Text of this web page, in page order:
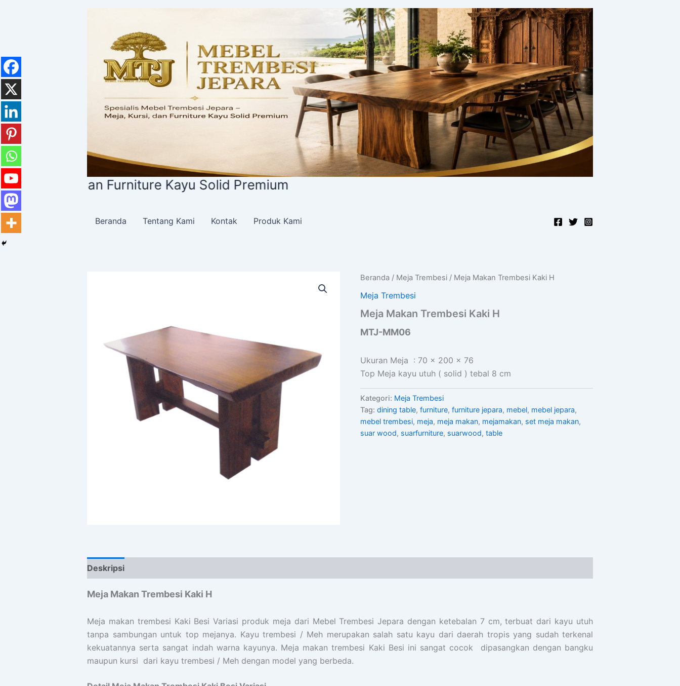
Furniture Kayu Solid Premium
Beranda Tentang Kami Kontak Produk Kami
Beranda / Meja Trembesi / Meja Makan Trembesi Kaki H
Meja Trembesi
Meja Makan Trembesi Kaki H
MTJ-MM06
Ukuran Meja : 70 x 200 x 76
Top Meja kayu utuh ( solid ) tebal 8 cm
Kategori: Meja Trembesi
Tag: dining table, furniture, furniture jepara, mebel, mebel jepara,
mebel trembesi, meja, meja makan, mejamakan, set meja makan,
suar wood, suarfurniture, suarwood, table
Deskripsi
Meja Makan Trembesi Kaki H
Meja makan trembesi Kaki Besi Variasi produk meja dari Mebel Trembesi Jepara dengan ketebalan 7 cm, terbuat dari kayu utuh
tanpa sambungan untuk top mejanya. Kayu trembesi / Meh merupakan salah satu kayu dari daerah tropis yang sudah terkenal
kekuatannya serta sangat indah warna kayunya. Meja makan trembesi Kaki Besi ini sangat cocok dipasangkan dengan bangku
maupun kursi dari kayu trembesi / Meh dengan model yang berbeda.